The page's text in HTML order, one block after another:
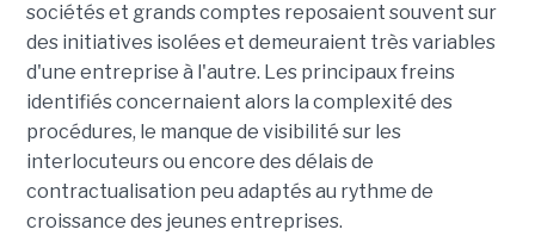
sociétés et grands comptes reposaient souvent sur
des initiatives isolées et demeuraient très variables
d'une entreprise à l'autre. Les principaux freins
identifiés concernaient alors la complexité des
procédures, le manque de visibilité sur les
interlocuteurs ou encore des délais de
contractualisation peu adaptés au rythme de
croissance des jeunes entreprises.